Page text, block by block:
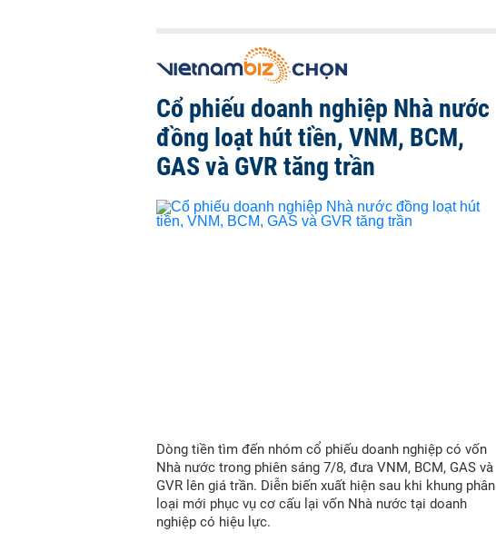
Cổ phiếu doanh nghiệp Nhà nước
đồng loạt hút tiền, VNM, BCM,
GAS và GVR tăng trần
Dòng tiền tìm đến nhóm cổ phiếu doanh nghiệp có vốn
Nhà nước trong phiên sáng 7/8, đưa VNM, BCM, GAS và
GVR lên giá trần. Diễn biến xuất hiện sau khi khung phân
loại mới phục vụ cơ cấu lại vốn Nhà nước tại doanh
nghiệp có hiệu lực.